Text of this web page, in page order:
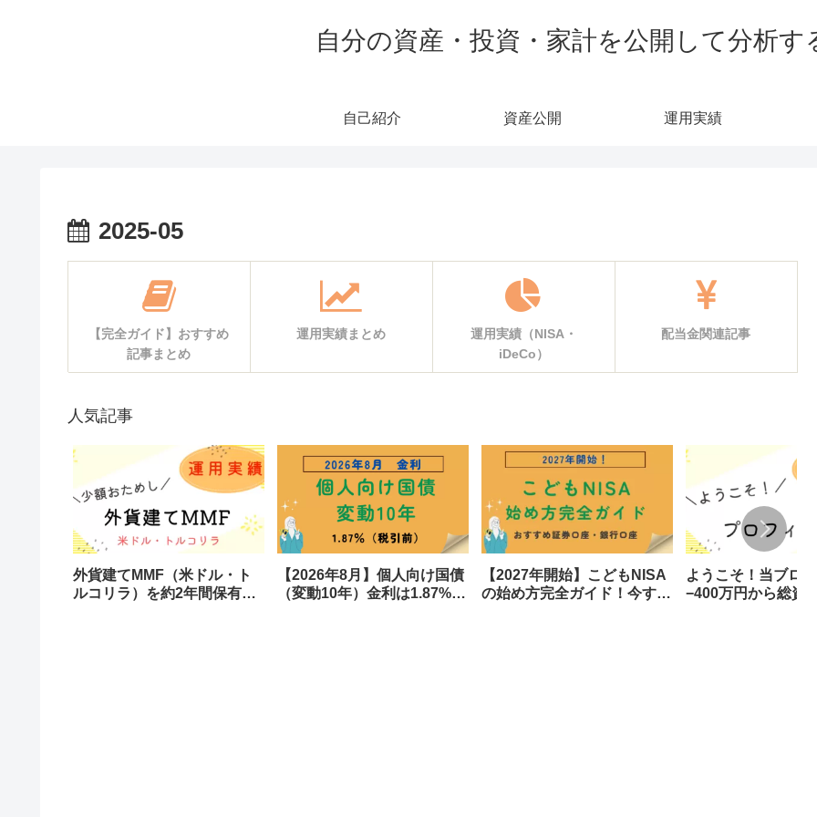
自分の資産・投資・家計を公開して分析す
自己紹介 資産公開 運用実績
2025-05
【完全ガイド】おすすめ
記事まとめ
運用実績まとめ
運用実績（NISA・
iDeCo）
配当金関連記事
人気記事
外貨建てMMF（米ドル・ト
ルコリラ）を約2年間保有し
【2026年8月】個人向け国債
（変動10年）金利は1.87%！
【2027年開始】こどもNISA
の始め方完全ガイド！今すぐ
ようこそ！当ブロ
−400万円から総資